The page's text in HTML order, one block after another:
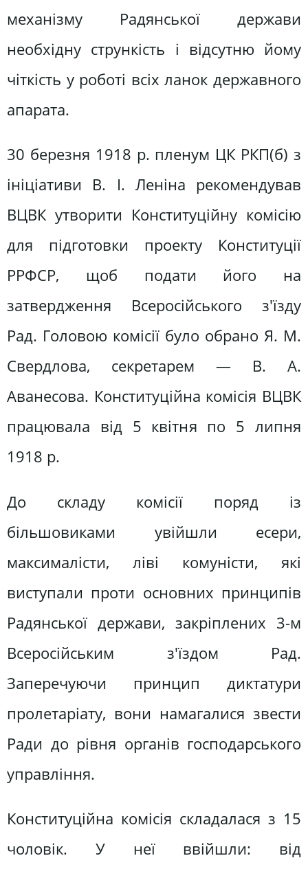
механізму Радянської держави
необхідну стрункість і відсутню йому
чіткість у роботі всіх ланок державного
апарата.
30 березня 1918 р. пленум ЦК РКП(б) з
ініціативи В. І. Леніна рекомендував
ВЦВК утворити Конституційну комісію
для підготовки проекту Конституції
РРФСР, щоб подати його на
затвердження Всеросійського з'їзду
Рад. Головою комісії було обрано Я. М.
Свердлова, секретарем — В. А.
Аванесова. Конституційна комісія ВЦВК
працювала від 5 квітня по 5 липня
1918 р.
До складу комісії поряд із
більшовиками увійшли есери,
максималісти, ліві комуністи, які
виступали проти основних принципів
Радянської держави, закріплених 3-м
Всеросійським з'їздом Рад.
Заперечуючи принцип диктатури
пролетаріату, вони намагалися звести
Ради до рівня органів господарського
управління.
Конституційна комісія складалася з 15
чоловік. У неї ввійшли: від